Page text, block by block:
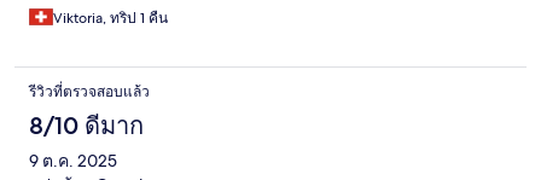
Viktoria, ทริป 1 คืน
รีวิวที่ตรวจสอบแล้ว
8/10 ดีมาก
9 ต.ค. 2025